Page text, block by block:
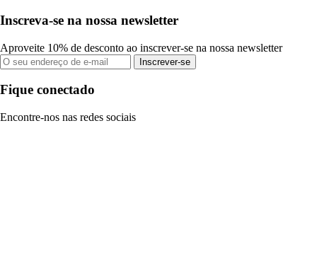
Inscreva-se na nossa newsletter
Aproveite 10% de desconto ao inscrever-se na nossa newsletter
Inscrever-se
Fique conectado
Encontre-nos nas redes sociais